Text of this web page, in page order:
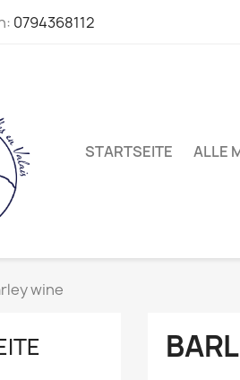
0794368112
STARTSEITE ALLE
wine